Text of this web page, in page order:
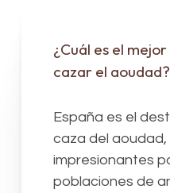
¿Cuál es el
cazar el aoudad?
España es el
caza del aoudad,
impresionantes
poblaciones de